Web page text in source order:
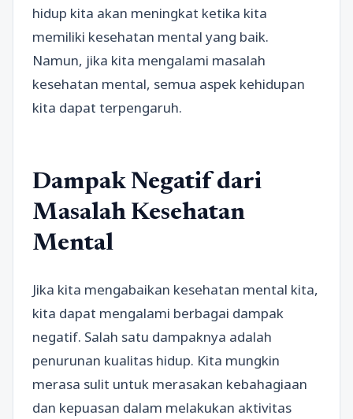
hidup kita akan meningkat ketika kita
memiliki kesehatan mental yang baik.
Namun, jika kita mengalami masalah
kesehatan mental, semua aspek kehidupan
kita dapat terpengaruh.
Dampak Negatif dari
Masalah Kesehatan
Mental
Jika kita mengabaikan kesehatan mental kita,
kita dapat mengalami berbagai dampak
negatif. Salah satu dampaknya adalah
penurunan kualitas hidup. Kita mungkin
merasa sulit untuk merasakan kebahagiaan
dan kepuasan dalam melakukan aktivitas